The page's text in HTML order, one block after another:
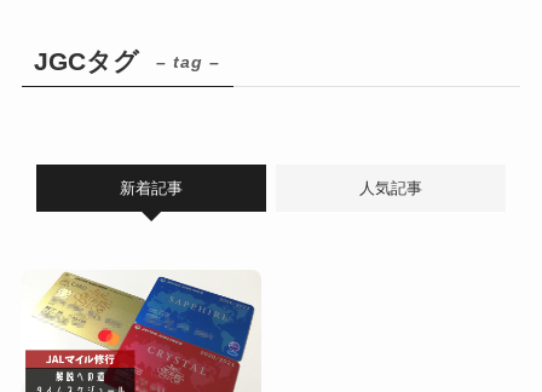
JGCタグ – tag –
新着記事 人気記事